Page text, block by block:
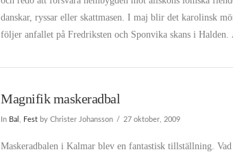
danskar, ryssar eller skattmasen. I maj blir det karolinsk
följer anfallet på Fredriksten och Sponvika skans i
Magnifik maskeradbal
In Bal Fest by Christer Johansson 27 oktober, 2009
Maskeradbalen i Kalmar blev en fantastisk tillställning.